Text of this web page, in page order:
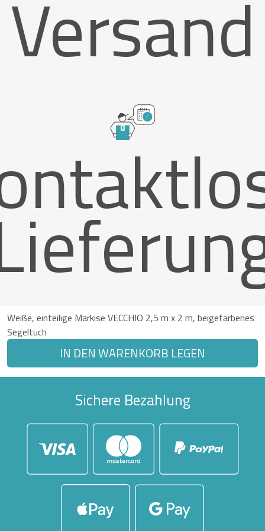
Versand
Weiße, einteilige Markise VECCHIO 2,5 m x 2 m, beigefarbenes
Segeltuch
IN DEN WARENKORB LEGEN
Sichere Bezahlung